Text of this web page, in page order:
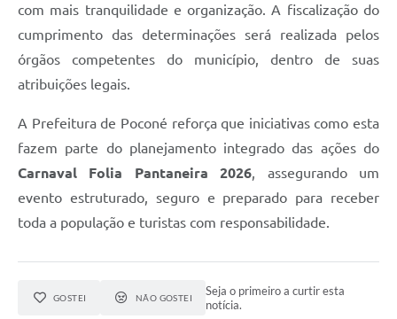
com mais tranquilidade e organização. A fiscalização do
cumprimento das determinações será realizada pelos
órgãos competentes do município, dentro de suas
atribuições legais.
A Prefeitura de Poconé reforça que iniciativas como esta
fazem parte do planejamento integrado das ações do
Carnaval Folia Pantaneira 2026, assegurando um
evento estruturado, seguro e preparado para receber
toda a população e turistas com responsabilidade.
GOSTEI NÃO GOSTEI
Seja o primeiro a curtir esta
notícia.